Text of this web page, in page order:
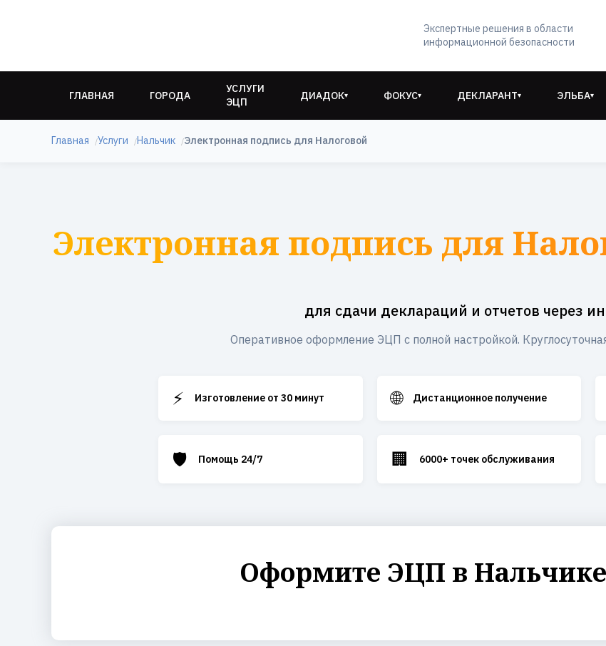
Экспертные решения в области
информационной безопасности
ГЛАВНАЯ ГОРОДА
УСЛУГИ
ЭЦП
ДИАДОК▾ ФОКУС▾ ДЕКЛАРАНТ▾ ЭЛЬБА▾
Главная Услуги Нальчик Электронная подпись для Налоговой
Электронная подпись для
для сдачи деклараций и отчетов через
Оперативное оформление ЭЦП с полной настройкой.
⚡ Изготовление от 30 минут 🌐 Дистанционное получение
🛡️ Помощь 24/7 🏢 6000+ точек обслуживания
Оформите ЭЦП в Нальчике